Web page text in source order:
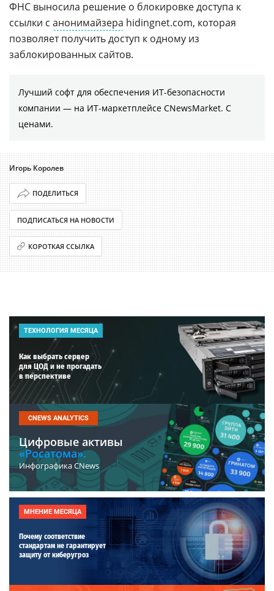
ФНС выносила решение о блокировке доступа к
ссылки с анонимайзера hidingnet.com, которая
позволяет получить доступ к одному из
заблокированных сайтов.
Лучший софт для обеспечения ИТ-безопасности
компании ― на ИТ-маркетплейсе CNewsMarket. С
ценами.
Игорь Королев
ПОДЕЛИТЬСЯ
ПОДПИСАТЬСЯ НА НОВОСТИ
КОРОТКАЯ ССЫЛКА
ТЕХНОЛОГИЯ МЕСЯЦА
Как выбрать сервер
для ЦОД и не прогадать
в перспективе
CNEWS ANALYTICS
Цифровые активы
«Росатома».
Инфографика CNews
МНЕНИЕ МЕСЯЦА
Почему соответствие
стандартам не гарантирует
защиту от киберугроз